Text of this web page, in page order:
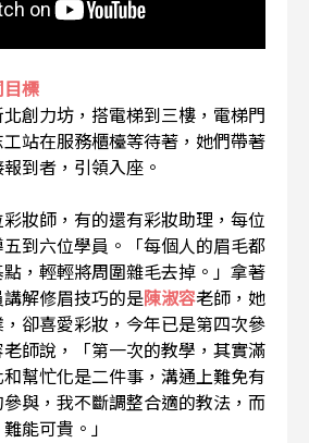
標
創力坊，搭電梯到三樓，電梯門
站在服務櫃檯等待著，她們帶著
到者，引領入座。
妝師， 有的還有彩妝助理，每位
到六位學員。「每個人的眉毛都
，輕輕將周圍雜毛去掉。」拿著
解修眉技巧的是陳淑容老師，她
卻喜愛彩妝，今年已是第四次參
師說，「第一次的教學，其實滿
幫忙化是二件事，溝通上難免有
與，我不斷調整合適的教法，而
能可貴。」